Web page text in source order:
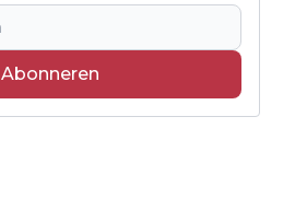
Abonneren